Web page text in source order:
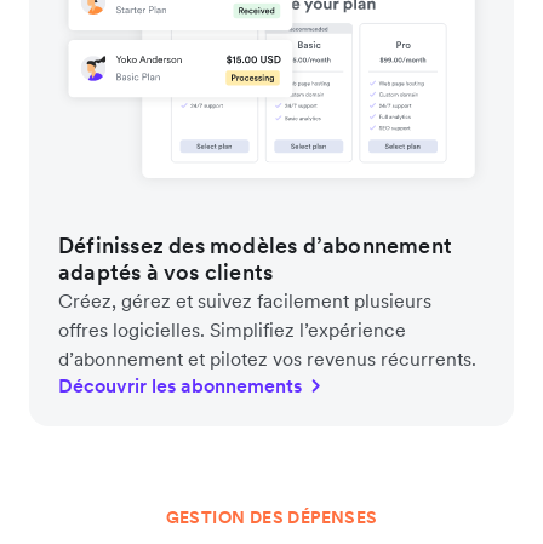
Définissez des modèles d’abonnement
adaptés à vos clients
Créez, gérez et suivez facilement plusieurs
offres logicielles. Simplifiez l’expérience
d’abonnement et pilotez vos revenus récurrents.
Découvrir les abonnements
GESTION DES DÉPENSES